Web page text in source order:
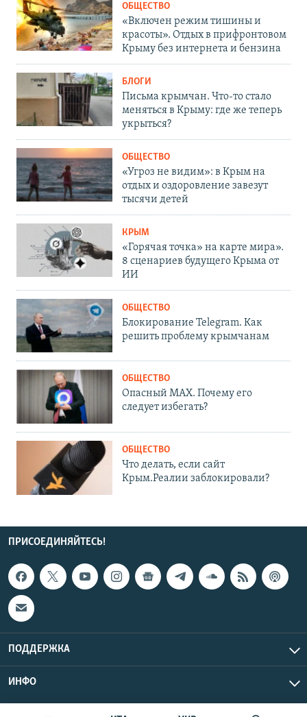
ОБЩЕСТВО
«Включен режим тишины и
красоты». Отдых в прифронтовом
Крыму без интернета и бензина
БЛОГИ
Письма крымчан. Что-то стало
меняться в Крыму: где же теперь
укрыться?
ОБЩЕСТВО
«Угроз не видим»: в Крым на
отдых и оздоровление завезут
тысячи детей
КРЫМ
«Горячая точка» на карте мира».
8 сценариев будущего Крыма от
ИИ
ОБЩЕСТВО
Блокирование Telegram. Как
решить проблему крымчанам
ОБЩЕСТВО
Опасный MAX. Почему его
следует избегать?
ОБЩЕСТВО
Что делать, если сайт
Крым.Реалии заблокировали?
ПРИСОЕДИНЯЙТЕСЬ!
ПОДДЕРЖКА
ИНФО